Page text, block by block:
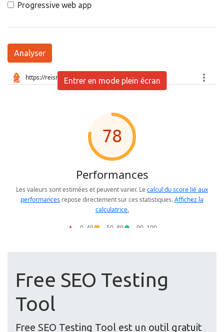
Progressive web app
Analyser
Entrer en mode plein écran
Free SEO Testing
Tool
Free SEO Testing Tool est un outil gratuit